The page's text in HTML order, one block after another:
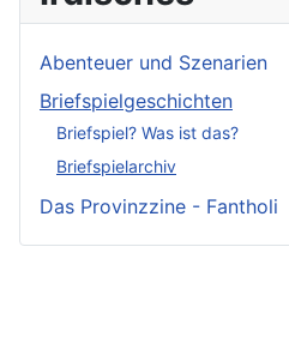
Abenteuer und Szenarien
Briefspielgeschichten
Briefspiel? Was ist das?
Briefspielarchiv
Das Provinzzine - Fantholi